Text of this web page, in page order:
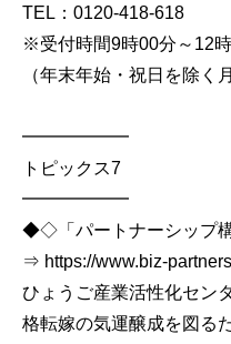
TEL：0120-418-618
※受付時間9時00分～12
（年末年始・祝日を除く
━━━━━━
トピックス7
━━━━━━
◆◇「パートナーシップ
⇒ https://www.biz-
ひょうご産業活性化セン
格転嫁の気運醸成を図る